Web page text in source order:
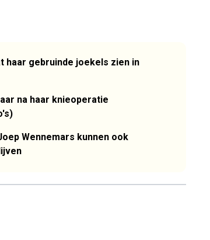
haar gebruinde joekels zien in
na haar knieoperatie
Wennemars kunnen ook